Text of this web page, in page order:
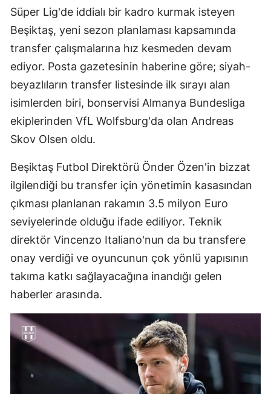
Süper Lig'de iddialı bir kadro kurmak isteyen
Beşiktaş, yeni sezon planlaması kapsamında
transfer çalışmalarına hız kesmeden devam
ediyor. Posta gazetesinin haberine göre; siyah-
beyazlıların transfer listesinde ilk sırayı alan
isimlerden biri, bonservisi Almanya Bundesliga
ekiplerinden VfL Wolfsburg'da olan Andreas
Skov Olsen oldu.
Beşiktaş Futbol Direktörü Önder Özen'in bizzat
ilgilendiği bu transfer için yönetimin kasasından
çıkması planlanan rakamın 3.5 milyon Euro
seviyelerinde olduğu ifade ediliyor. Teknik
direktör Vincenzo Italiano'nun da bu transfere
onay verdiği ve oyuncunun çok yönlü yapısının
takıma katkı sağlayacağına inandığı gelen
haberler arasında.